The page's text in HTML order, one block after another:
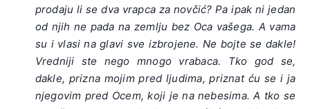
prodaju li se dva vrapca za novčić? Pa ipak ni jedan
od njih ne pada na zemlju bez Oca vašega. A vama
su i vlasi na glavi sve izbrojene. Ne bojte se dakle!
Vredniji ste nego mnogo vrabaca. Tko god se,
dakle, prizna mojim pred ljudima, priznat ću se i ja
njegovim pred Ocem, koji je na nebesima. A tko se